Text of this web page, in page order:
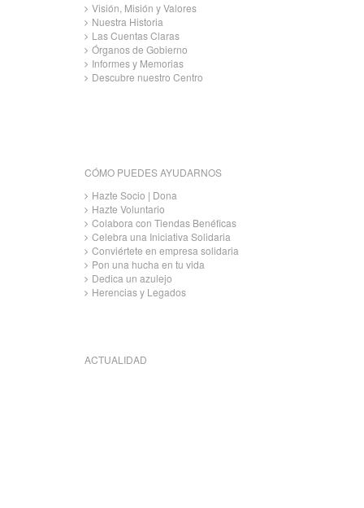
Visión, Misión y Valores
Nuestra Historia
Las Cuentas Claras
Órganos de Gobierno
Informes y Memorias
Descubre nuestro Centro
CÓMO PUEDES AYUDARNOS
Hazte Socio | Dona
Hazte Voluntario
Colabora con Tiendas Benéficas
Celebra una Iniciativa Solidaria
Conviértete en empresa solidaria
Pon una hucha en tu vida
Dedica un azulejo
Herencias y Legados
ACTUALIDAD